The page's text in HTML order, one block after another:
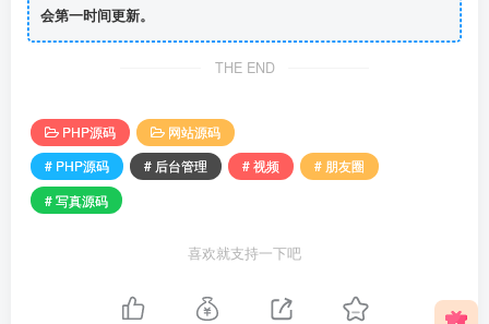
会第一时间更新。
THE END
PHP源码
网站源码
# PHP源码
# 后台管理 # 视频
# 朋友圈
# 写真源码
喜欢就支持一下吧